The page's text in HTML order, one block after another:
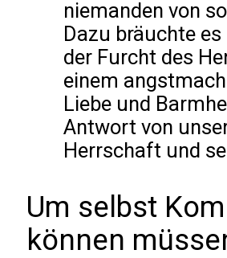
niemanden von
Dazu bräuchte
der Furcht des
einem
Liebe und
Antwort von
Herrschaft und
Um selbst
können